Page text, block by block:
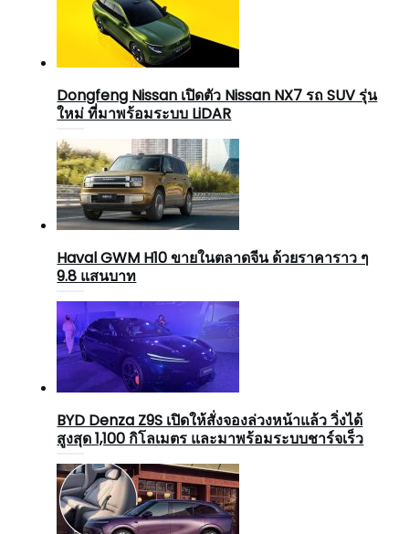
Dongfeng Nissan เปิดตัว Nissan NX7 รถ SUV รุ่น
ใหม่ ที่มาพร้อมระบบ LiDAR
Haval GWM H10 ขายในตลาดจีน ด้วยราคาราว ๆ
9.8 แสนบาท
BYD Denza Z9S เปิดให้สั่งจองล่วงหน้าแล้ว วิ่งได้
สูงสุด 1,100 กิโลเมตร และมาพร้อมระบบชาร์จเร็ว